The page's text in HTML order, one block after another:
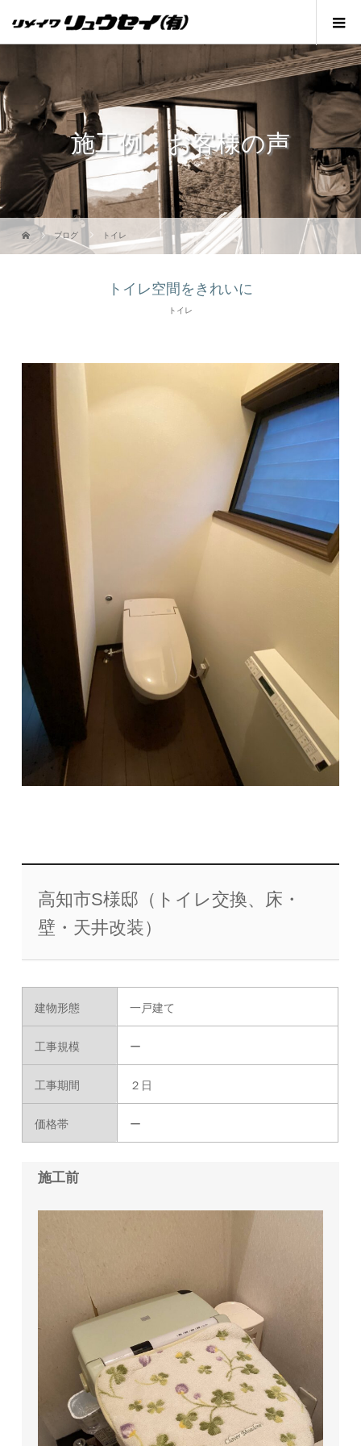
施工例・お客様の声
ブログ トイレ
トイレ空間をきれいに
トイレ
高知市S様邸（トイレ交換、床・
壁・天井改装）
建物形態 一戸建て
工事規模 ー
工事期間 ２日
価格帯 ー
施工前